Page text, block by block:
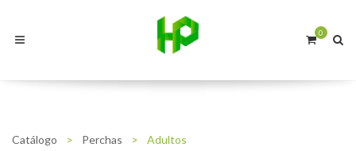
0
Catálogo > Perchas > Adultos